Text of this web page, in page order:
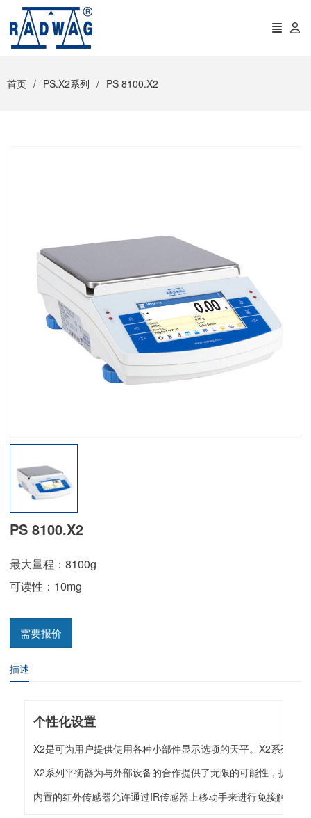
首页 PS.X2系列 PS 8100.X2
PS 8100.X2
最大量程：8100g
可读性：10mg
需要报价
描述
个性化设置
X2是可为用户提供使用各种小部件显示选项的天平。X2系列的
X2系列平衡器为与外部设备的合作提供了无限的可能性，提供
内置的红外传感器允许通过IR传感器上移动手来进行免接触操